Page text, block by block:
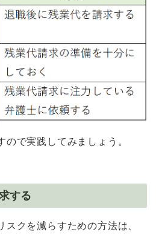
ので実践してみましょう。
する
クを減らすための方法は、